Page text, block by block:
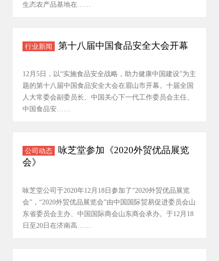
生态农产品基地在……
行业新闻 第十八届中国食品安全大会开幕
12月5日，以“实施食品安全战略，助力健康中国建设”为主
题的第十八届中国食品安全大会在眉山市开幕。十届全国
人大常委会副委员长、中国关心下一代工作委员会主任、
中国食品安……
公司动态
咏芝堂参加《2020外贸优品展览
会》
咏芝堂公司于2020年12月18日参加了“2020外贸优品展览
会”，“2020外贸优品展览会”由中国国际贸易促进委员会山
东省委员会主办、中国国际商会山东商会承办。于12月18
日至20日在济南高……